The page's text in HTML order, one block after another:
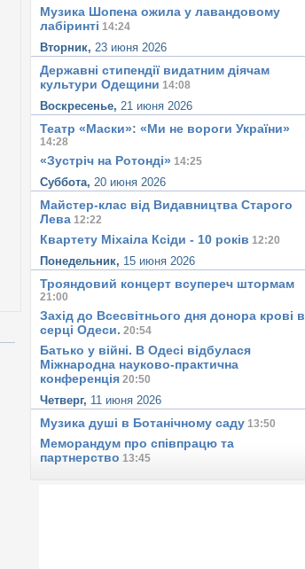
Музика Шопена ожила у лавандовому
лабіринтi 14:24
Вторник, 23 июня 2026
Державні стипендії видатним діячам
культури Одещини 14:08
Воскресенье, 21 июня 2026
Театр «Маски»: «Ми не вороги України»
14:28
«Зустріч на Ротонді» 14:25
Суббота, 20 июня 2026
Майстер-клас від Видавництва Старого
Лева 12:22
Квартету Міхаіла Ксіди - 10 років 12:20
Понедельник, 15 июня 2026
Трояндовий концерт всупереч штормам
21:00
Захід до Всесвітнього дня донора крові в
серці Одеси. 20:54
Батько у вiйнi. В Одесi вiдбулася
Міжнародна науково-практична
конференція 20:50
Четверг, 11 июня 2026
Музика душi в Ботанiчному саду 13:50
Меморандум про співпрацю та
партнерство 13:45